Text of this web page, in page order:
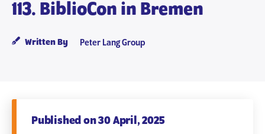
113. BiblioCon in Bremen
Written By Peter Lang Group
Published on 30 April, 2025